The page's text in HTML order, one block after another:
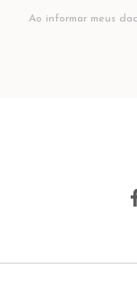
Ao informar meus